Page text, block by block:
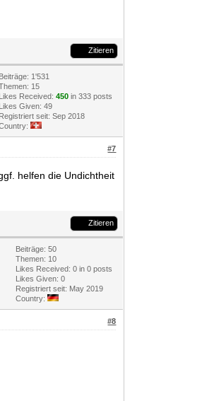
Zitieren
Beiträge: 1'531
15
Likes Received:450 in 333 posts
Likes Given: 49
Registriert seit: Sep 2018
#7
helfen die Undichtheit
Zitieren
Beiträge: 50
Themen: 10
Likes Received:0 in 0 posts
Likes Given: 0
Registriert seit: May 2019
Country:
#8